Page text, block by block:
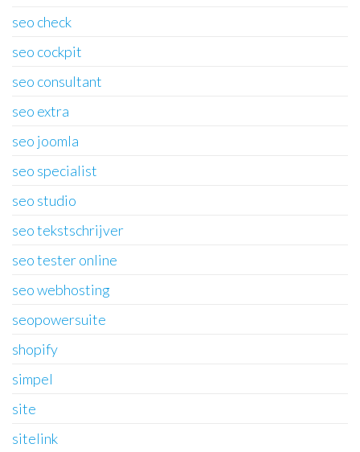
seo check
seo cockpit
seo consultant
seo extra
seo joomla
seo specialist
seo studio
seo tekstschrijver
seo tester online
seo webhosting
seopowersuite
shopify
simpel
site
sitelink